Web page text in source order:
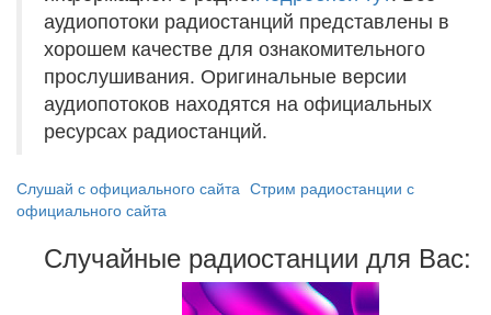
аудиопотоки радиостанций представлены в
хорошем качестве для ознакомительного
прослушивания. Оригинальные версии
аудиопотоков находятся на официальных
ресурсах радиостанций.
Слушай с официального сайта Стрим радиостанции с
официального сайта
Случайные радиостанции для Вас: